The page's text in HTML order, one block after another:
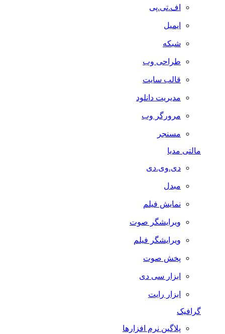
اف.تی.پی
ایمیل
شبکه
طراحی وب
قالب سایت
مدیریت دانلود
مرورگر وب
مسنجر
مالتی مدیا
دی.وی.دی
مبدل
نمایش فیلم
ویرایشگر صوت
ویرایشگر فیلم
پخش صوت
ابزار سی دی
ابزار رایت
گرافیک
پلاگین نرم افزارها